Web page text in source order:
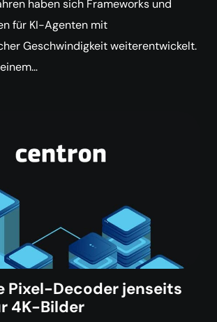
haben sich Frameworks und
für KI-Agenten mit
Geschwindigkeit weiterentwickelt.
Pixel-Decoder jenseits
4K-Bilder